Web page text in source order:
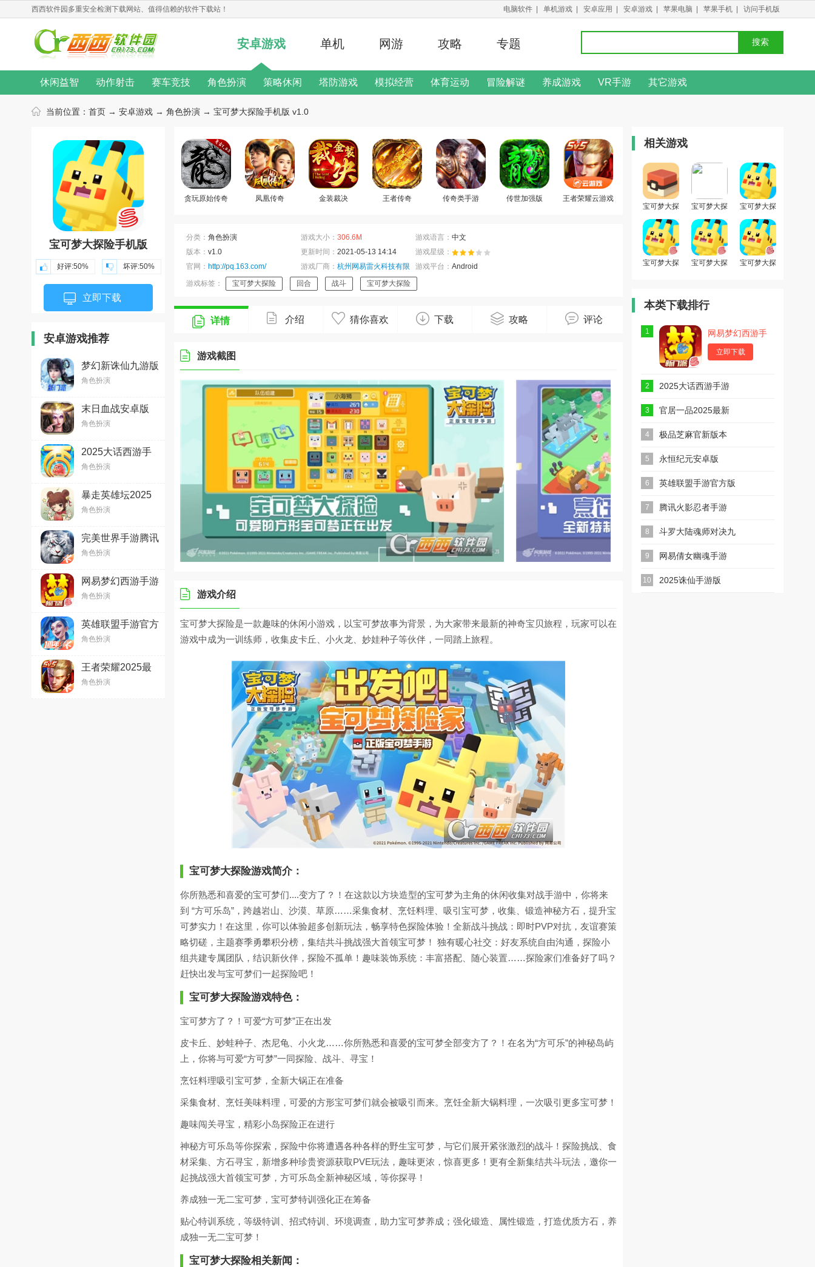
西西软件园 多重安全检测下载网站、值得信赖的软件下载站！ 电脑软件 单机游戏 安卓应用 安卓游戏 苹果电脑 苹果手机 访问手机版
安卓游戏 单机 网游 攻略 专题 搜索
休闲益智 动作射击 赛车竞技 角色扮演 策略休闲 塔防游戏 模拟经营 体育运动 冒险解谜 养成游戏 VR手游 其它游戏
无限金币 桌游游戏 单机游戏 汉化游戏 修改器
游戏新闻 游戏攻略 游戏心得 修改教程 游戏说明
游戏合集 游戏主题 游戏厂商
当前位置： 首页 → 安卓游戏 → 角色扮演 → 宝可梦大探险手机版 v1.0
宝可梦大探险手机版
好评:50% 坏评:50%
立即下载
安卓游戏推荐
梦幻新诛仙九游版
v1.211.833 安卓版
角色扮演
末日血战安卓版
v1.11.123最新版
角色扮演
2025大话西游手
游安卓版2.1.340
最新版
角色扮演
暴走英雄坛2025
官方最新版v3.1.2
安卓版
角色扮演
完美世界手游腾讯
版V1.709.0安卓版
角色扮演
网易梦幻西游手游
v1.498.0官方最新
版
角色扮演
英雄联盟手游官方
版2025最新版
v6.2.0.8712
角色扮演
王者荣耀2025最
新版官方免费版
v11.10.1.2安卓最
角色扮演
贪玩原始传奇 凤凰传奇 金装裁决 王者传奇 传奇类手游 传世加强版 王者荣耀云游戏
分类： 角色扮演 游戏大小： 306.6M 游戏语言： 中文
版本： v1.0 更新时间： 2021-05-13 14:14
游戏星级：
官网： http://pq.163.com/ 游戏厂商： 杭州网易雷火科技有限
公司
游戏平台： Android
游戏标签：
宝可梦大探险 回合 战斗 宝可梦大探险
详情 介绍 猜你喜欢 下载 攻略 评论
游戏截图
游戏介绍
宝可梦大探险是一款趣味的休闲小游戏，以宝可梦故事为背景，为大家带来最新的神奇宝贝旅程，玩家可以在
游戏中成为一训练师，收集皮卡丘、小火龙、妙娃种子等伙伴，一同踏上旅程。
宝可梦大探险游戏简介：
你所熟悉和喜爱的宝可梦们....变方了？！在这款以方块造型的宝可梦为主角的休闲收集对战手游中，你将来
到 “方可乐岛”，跨越岩山、沙漠、草原……采集食材、烹饪料理、吸引宝可梦，收集、锻造神秘方石，提升宝
可梦实力！在这里，你可以体验超多创新玩法，畅享特色探险体验！全新战斗挑战：即时PVP对抗，友谊赛策
略切磋，主题赛季勇攀积分榜，集结共斗挑战强大首领宝可梦！ 独有暖心社交：好友系统自由沟通，探险小
组共建专属团队，结识新伙伴，探险不孤单！趣味装饰系统：丰富搭配、随心装置……探险家们准备好了吗？
赶快出发与宝可梦们一起探险吧！
宝可梦大探险游戏特色：
宝可梦方了？！可爱“方可梦”正在出发
皮卡丘、妙蛙种子、杰尼龟、小火龙……你所熟悉和喜爱的宝可梦全部变方了？！在名为“方可乐”的神秘岛屿
上，你将与可爱“方可梦”一同探险、战斗、寻宝！
烹饪料理吸引宝可梦，全新大锅正在准备
采集食材、烹饪美味料理，可爱的方形宝可梦们就会被吸引而来。烹饪全新大锅料理，一次吸引更多宝可梦！
趣味闯关寻宝，精彩小岛探险正在进行
神秘方可乐岛等你探索，探险中你将遭遇各种各样的野生宝可梦，与它们展开紧张激烈的战斗！探险挑战、食
材采集、方石寻宝，新增多种珍贵资源获取PVE玩法，趣味更浓，惊喜更多！更有全新集结共斗玩法，邀你一
起挑战强大首领宝可梦，方可乐岛全新神秘区域，等你探寻！
养成独一无二宝可梦，宝可梦特训强化正在筹备
贴心特训系统，等级特训、招式特训、环境调查，助力宝可梦养成；强化锻造、属性锻造，打造优质方石，养
成独一无二宝可梦！
宝可梦大探险相关新闻：
相关游戏
宝可梦大探
宝可梦大探
宝可梦大探
宝可梦大探
宝可梦大探
宝可梦大探
本类下载排行
1
网易梦幻西游手
游
立即下载
2 2025大话西游手游
安卓版
3 官居一品2025最新
版
4 极品芝麻官新版本
5 永恒纪元安卓版
6 英雄联盟手游官方版
2025最新版
7 腾讯火影忍者手游
8 斗罗大陆魂师对决九
游版
9 网易倩女幽魂手游
10 2025诛仙手游版